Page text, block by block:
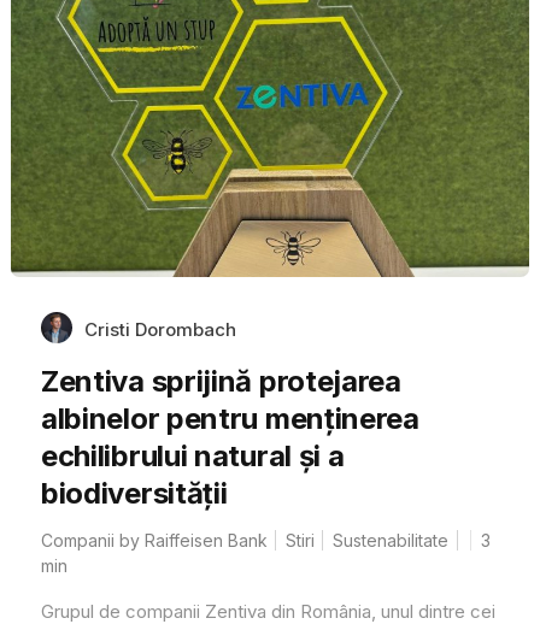
Cristi Dorombach
Zentiva sprijină protejarea
albinelor pentru menținerea
echilibrului natural și a
biodiversității
Companii by Raiffeisen Bank Stiri Sustenabilitate
3
min
Grupul de companii Zentiva din România, unul dintre cei